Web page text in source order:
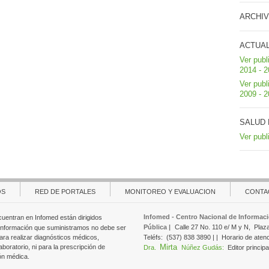
Ver
2014 -
Ver
2009 -
SALUD
Ver
RED DE PORTALES MONITOREO Y EVALUACION
en Infomed están dirigidos
que suministramos no debe ser
realizar diagnósticos médicos,
ni para la prescripción de
médica.
Infomed - Centro Nacional de
Pública | Calle 27 No. 110 e/ M y N,
Teléfs: (537) 838 3890 | |
Horario de
Dra.
Mirta Núñez Gudás: Editor